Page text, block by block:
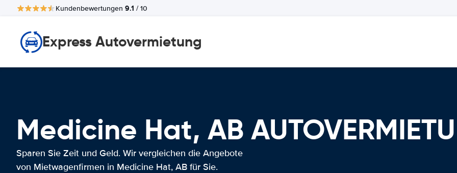
Kundenbewertungen 9.1 / 10
Express Autovermietung
Medicine Hat, AB
Sparen Sie Zeit und Geld. Wir vergleichen die Angebote
von Mietwagenfirmen in Medicine Hat, AB für Sie.